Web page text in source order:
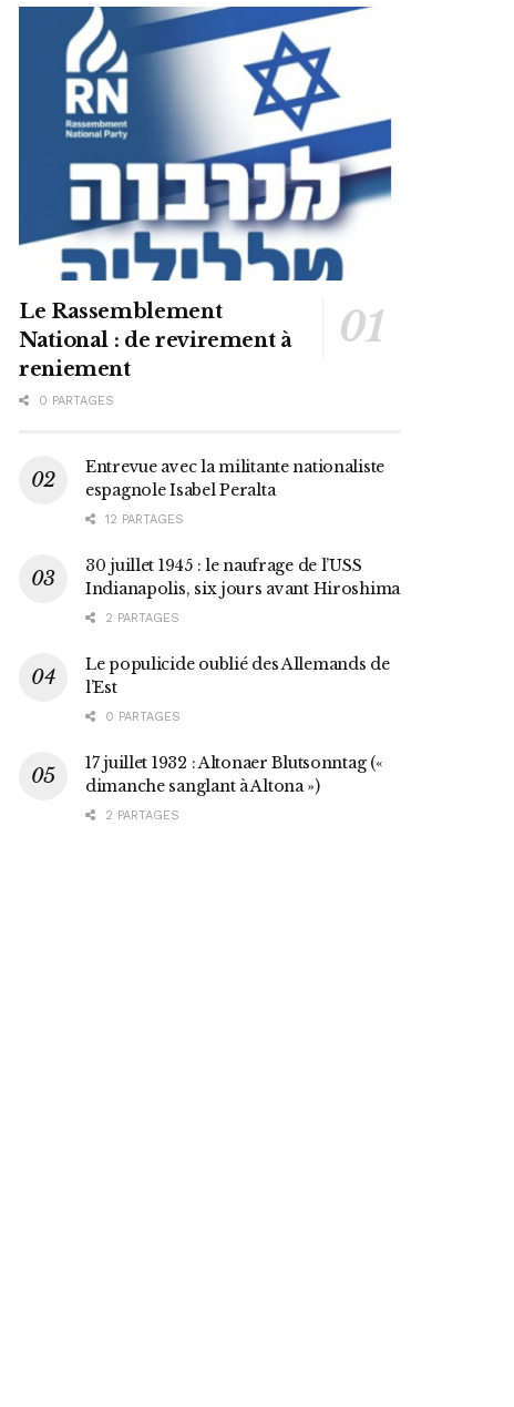
Le Rassemblement
National : de revirement à
reniement
0 PARTAGES
Entrevue avec la militante nationaliste
espagnole Isabel Peralta
12 PARTAGES
30 juillet 1945 : le naufrage de l’USS
Indianapolis, six jours avant Hiroshima
2 PARTAGES
Le populicide oublié des Allemands de
l’Est
0 PARTAGES
17 juillet 1932 : Altonaer Blutsonntag («
dimanche sanglant à Altona »)
2 PARTAGES